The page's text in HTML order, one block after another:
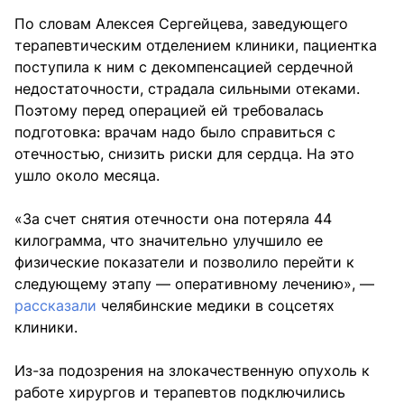
По словам Алексея Сергейцева, заведующего
терапевтическим отделением клиники, пациентка
поступила к ним с декомпенсацией сердечной
недостаточности, страдала сильными отеками.
Поэтому перед операцией ей требовалась
подготовка: врачам надо было справиться с
отечностью, снизить риски для сердца. На это
ушло около месяца.
«За счет снятия отечности она потеряла 44
килограмма, что значительно улучшило ее
физические показатели и позволило перейти к
следующему этапу — оперативному лечению», —
рассказали челябинские медики в соцсетях
клиники.
Из-за подозрения на злокачественную опухоль к
работе хирургов и терапевтов подключились